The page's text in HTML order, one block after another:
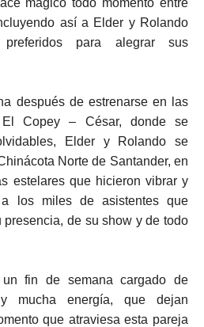
mágico todo momento entre
así a Elder y Rolando
para alegrar sus
después de estrenarse en las
Copey – César, donde se
Elder y Rolando se
Norte de Santander, en
estelares que hicieron vibrar y
los miles de asistentes que
de su show y de todo
fin de semana cargado de
mucha energía, que dejan
que atraviesa esta pareja